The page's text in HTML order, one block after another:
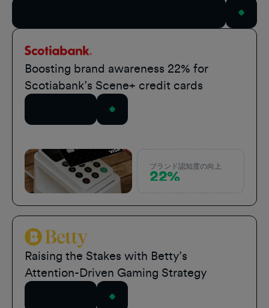
Scotiabank
Boosting brand awareness 22% for
Scotiabank’s Scene+ credit cards
ブランド認知度の向上
22%
Betty Sports
Raising the Stakes with Betty’s
Attention-Driven Gaming Strategy